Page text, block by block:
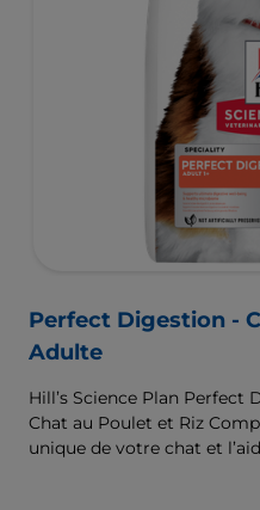
Perfect Digestion -
Adulte
Hill’s Science Plan
Chat au Poulet et Riz
unique de votre chat et